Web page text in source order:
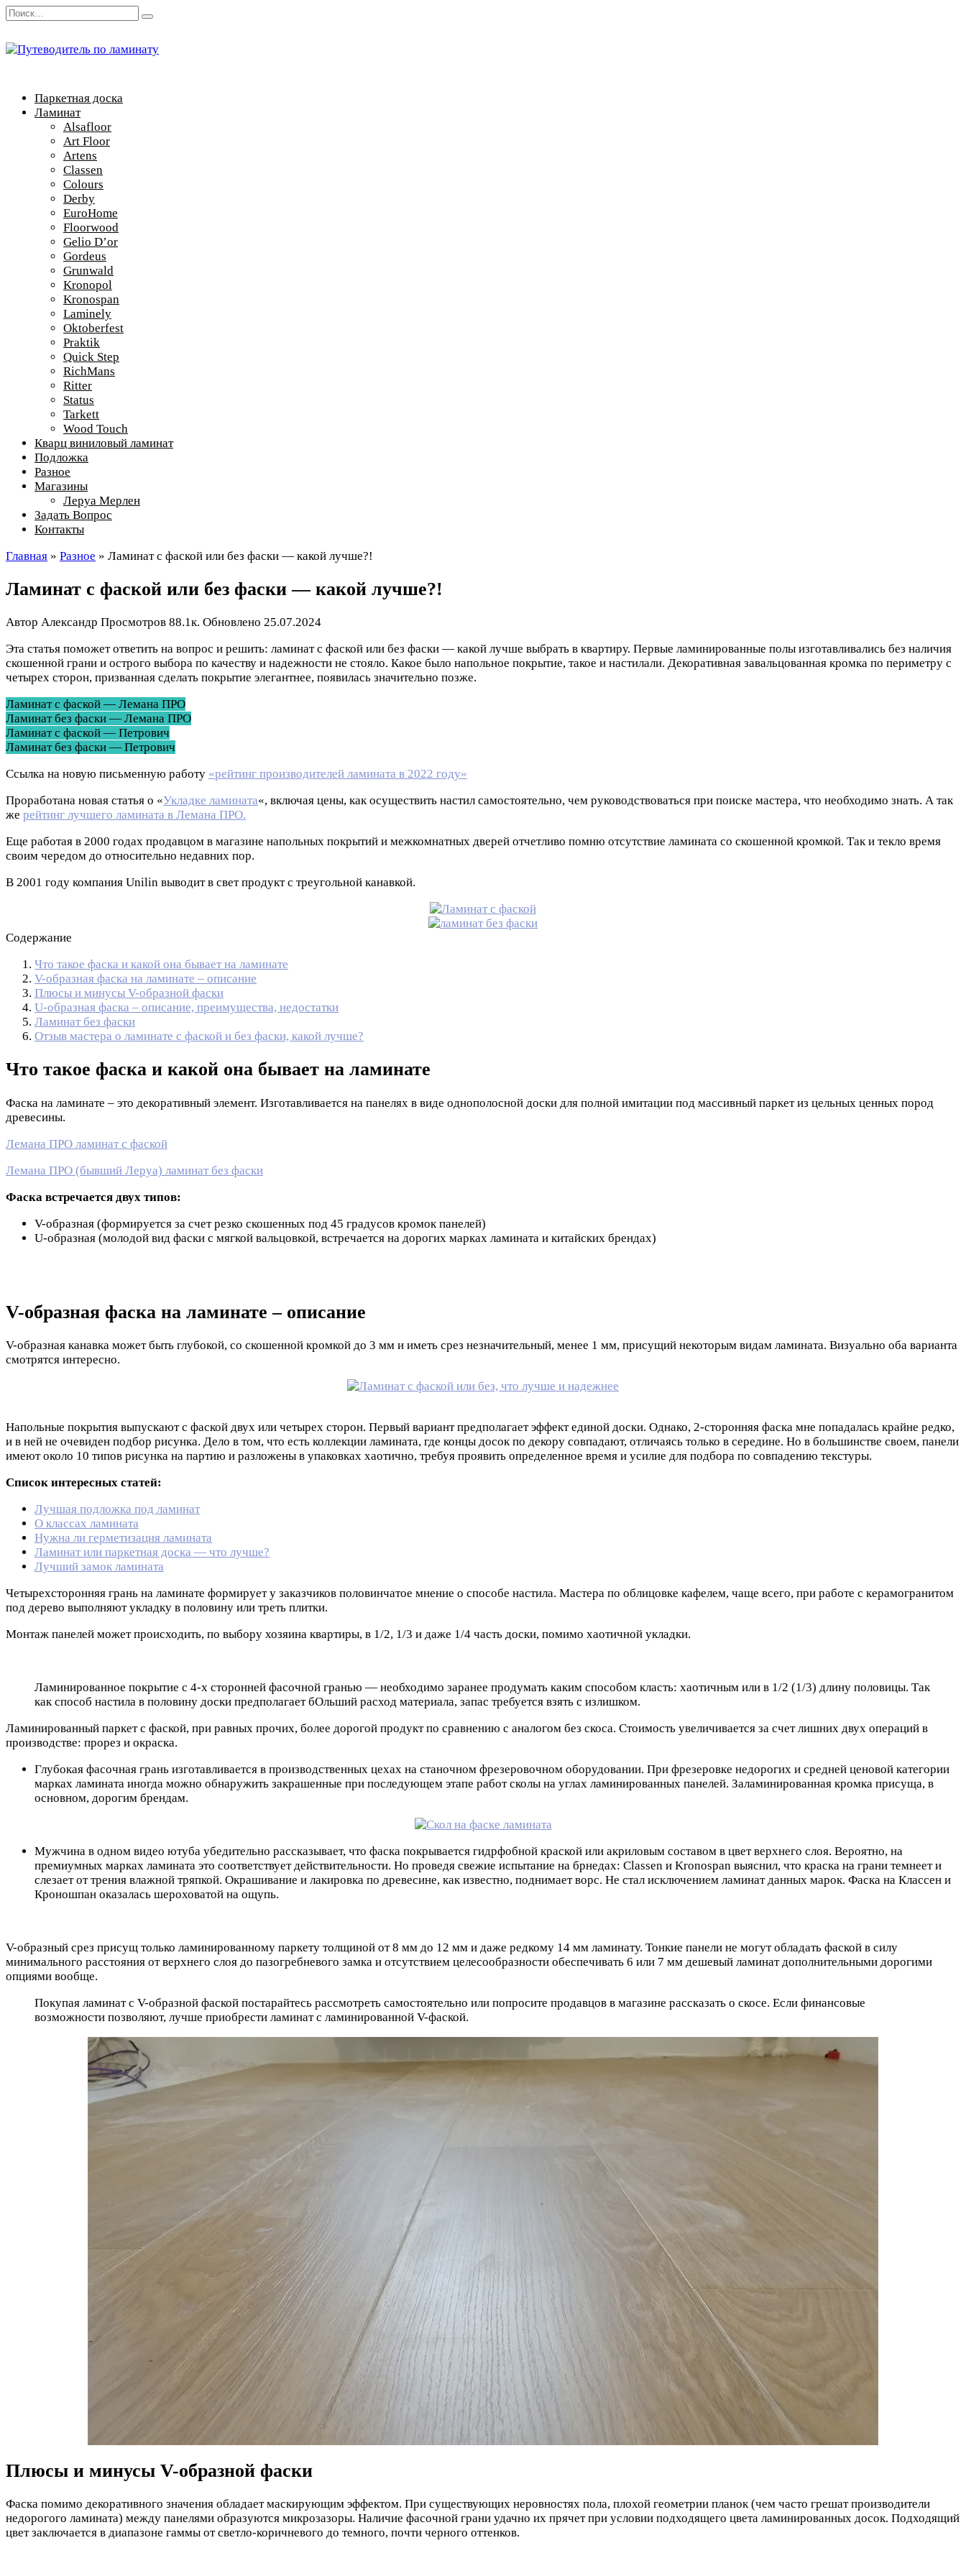
Перейти
содержанию
Search
Паркетная доска
Ламинат
Alsafloor
Art Floor
Artens
Classen
Colours
Derby
EuroHome
Floorwood
Gelio D’or
Gordeus
Grunwald
Kronopol
Kronospan
Laminely
Oktoberfest
Praktik
Quick Step
RichMans
Ritter
Status
Tarkett
Wood Touch
Кварц виниловый ламинат
Подложка
Разное
Магазины
Леруа Мерлен
Задать Вопрос
Контакты
Главная » Разное » Ламинат с фаской или без фаски — какой лучше?!
Ламинат с фаской или без фаски — какой лучше?!
Автор Александр Просмотров 88.1к. Обновлено 25.07.2024
Эта статья поможет ответить на вопрос и решить: ламинат с фаской или без фаски — какой лучше выбрать в квартиру. Первые ламинированные полы изготавливались без наличия
скошенной грани и острого выбора по качеству и надежности не стояло. Какое было напольное покрытие, такое и настилали. Декоративная завальцованная кромка по периметру с
четырех сторон, призванная сделать покрытие элегантнее, появилась значительно позже.
Ламинат с фаской — Лемана ПРО
Ламинат без фаски — Лемана ПРО
Ламинат с фаской — Петрович
Ламинат без фаски — Петрович
Ссылка на новую письменную работу «рейтинг производителей ламината в 2022 году»
Проработана новая статья о «Укладке ламината«, включая цены, как осуществить настил самостоятельно, чем руководствоваться при поиске мастера, что необходимо знать. А так
же рейтинг лучшего ламината в Лемана ПРО.
Еще работая в 2000 годах продавцом в магазине напольных покрытий и межкомнатных дверей отчетливо помню отсутствие ламината со скошенной кромкой. Так и текло время
своим чередом до относительно недавних пор.
В 2001 году компания Unilin выводит в свет продукт с треугольной канавкой.
Содержание
Что такое фаска и какой она бывает на ламинате
V-образная фаска на ламинате – описание
Плюсы и минусы V-образной фаски
U-образная фаска – описание, преимущества, недостатки
Ламинат без фаски
Отзыв мастера о ламинате с фаской и без фаски, какой лучше?
Что такое фаска и какой она бывает на ламинате
Фаска на ламинате – это декоративный элемент. Изготавливается на панелях в виде однополосной доски для полной имитации под массивный паркет из цельных ценных пород
древесины.
Лемана ПРО ламинат с фаской
Лемана ПРО (бывший Леруа) ламинат без фаски
Фаска встречается двух типов:
V-образная (формируется за счет резко скошенных под 45 градусов кромок панелей)
U-образная (молодой вид фаски с мягкой вальцовкой, встречается на дорогих марках ламината и китайских брендах)
V-образная фаска на ламинате – описание
V-образная канавка может быть глубокой, со скошенной кромкой до 3 мм и иметь срез незначительный, менее 1 мм, присущий некоторым видам ламината. Визуально оба варианта
смотрятся интересно.
Напольные покрытия выпускают с фаской двух или четырех сторон. Первый вариант предполагает эффект единой доски. Однако, 2-сторонняя фаска мне попадалась крайне редко,
и в ней не очевиден подбор рисунка. Дело в том, что есть коллекции ламината, где концы досок по декору совпадают, отличаясь только в середине. Но в большинстве своем, панели
имеют около 10 типов рисунка на партию и разложены в упаковках хаотично, требуя проявить определенное время и усилие для подбора по совпадению текстуры.
Список интересных статей:
Лучшая подложка под ламинат
О классах ламината
Нужна ли герметизация ламината
Ламинат или паркетная доска — что лучше?
Лучший замок ламината
Четырехсторонняя грань на ламинате формирует у заказчиков половинчатое мнение о способе настила. Мастера по облицовке кафелем, чаще всего, при работе с керамогранитом
под дерево выполняют укладку в половину или треть плитки.
Монтаж панелей может происходить, по выбору хозяина квартиры, в 1/2, 1/3 и даже 1/4 часть доски, помимо хаотичной укладки.
Ламинированное покрытие с 4-х сторонней фасочной гранью — необходимо заранее продумать каким способом класть: хаотичным или в 1/2 (1/3) длину половицы. Так
как способ настила в половину доски предполагает бОльший расход материала, запас требуется взять с излишком.
Ламинированный паркет с фаской, при равных прочих, более дорогой продукт по сравнению с аналогом без скоса. Стоимость увеличивается за счет лишних двух операций в
производстве: прорез и окраска.
Глубокая фасочная грань изготавливается в производственных цехах на станочном фрезеровочном оборудовании. При фрезеровке недорогих и средней ценовой категории
марках ламината иногда можно обнаружить закрашенные при последующем этапе работ сколы на углах ламинированных панелей. Заламинированная кромка присуща, в
основном, дорогим брендам.
Мужчина в одном видео ютуба убедительно рассказывает, что фаска покрывается гидрфобной краской или акриловым составом в цвет верхнего слоя. Вероятно, на
премиумных марках ламината это соответствует действительности. Но проведя свежие испытание на брнедах: Classen и Kronospan выяснил, что краска на грани темнеет и
слезает от трения влажной тряпкой. Окрашивание и лакировка по древесине, как известно, поднимает ворс. Не стал исключением ламинат данных марок. Фаска на Классен и
Кроношпан оказалась шероховатой на ощупь.
V-образный срез присущ только ламинированному паркету толщиной от 8 мм до 12 мм и даже редкому 14 мм ламинату. Тонкие панели не могут обладать фаской в силу
минимального расстояния от верхнего слоя до пазогребневого замка и отсутствием целесообразности обеспечивать 6 или 7 мм дешевый ламинат дополнительными дорогими
опциями вообще.
Покупая ламинат с V-образной фаской постарайтесь рассмотреть самостоятельно или попросите продавцов в магазине рассказать о скосе. Если финансовые
возможности позволяют, лучше приобрести ламинат с ламинированной V-фаской.
Плюсы и минусы V-образной фаски
Фаска помимо декоративного значения обладает маскирующим эффектом. При существующих неровностях пола, плохой геометрии планок (чем часто грешат производители
недорогого ламината) между панелями образуются микрозазоры. Наличие фасочной грани удачно их прячет при условии подходящего цвета ламинированных досок. Подходящий
цвет заключается в диапазоне гаммы от светло-коричневого до темного, почти черного оттенков.